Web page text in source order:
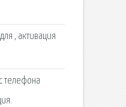
, активация
телефона